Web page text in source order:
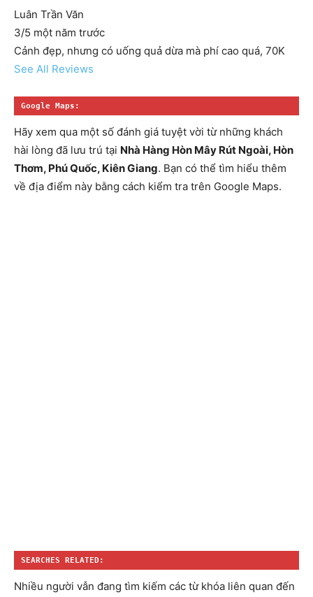
Luân Trần Văn
3/5 một năm trước
Cảnh đẹp, nhưng có uống quả dừa mà phí cao quá, 70K
See All Reviews
Google Maps:
Hãy xem qua một số đánh giá tuyệt vời từ những khách
hài lòng đã lưu trú tại Nhà Hàng Hòn Mây Rút Ngoài, Hòn
Thơm, Phú Quốc, Kiên Giang. Bạn có thể tìm hiểu thêm
về địa điểm này bằng cách kiểm tra trên Google Maps.
SEARCHES RELATED:
Nhiều người vẫn đang tìm kiếm các từ khóa liên quan đến